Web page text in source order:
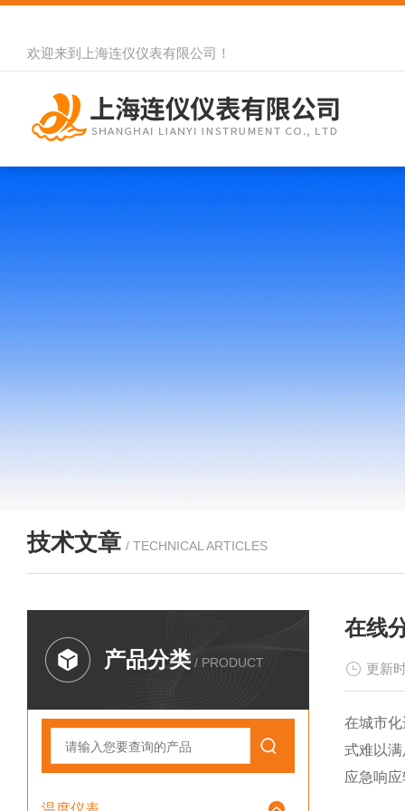
欢迎来到 上海连仪仪表有限公司 ！
技术文章 / TECHNICAL ARTICLES
产品分类 / PRODUCT
在线
更新
在城市
式难以
应急响